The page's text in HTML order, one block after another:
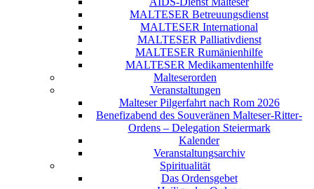
MALTESER Betreuungsdienst
MALTESER International
MALTESER Palliativdienst
MALTESER Rumänienhilfe
MALTESER Medikamentenhilfe
Malteserorden
Veranstaltungen
Malteser Pilgerfahrt nach Rom 2026
Benefizabend des Souveränen Malteser-Ritter-
Ordens – Delegation Steiermark
Kalender
Veranstaltungsarchiv
Spiritualität
Das Ordensgebet